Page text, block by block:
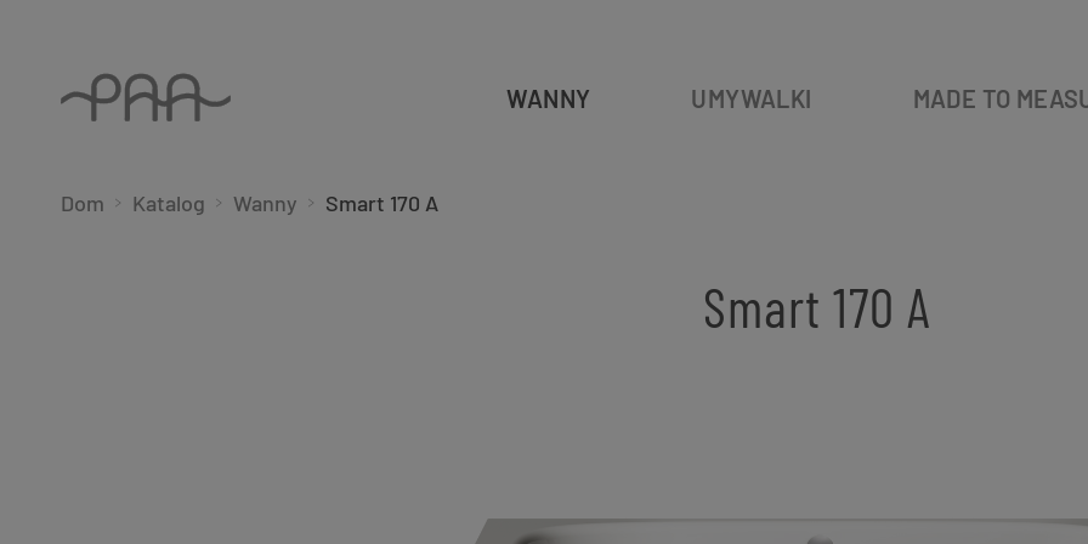
WANNY UMYWALKI MADE TO
Dom Katalog Wanny Smart 170 A
Smart 170 A